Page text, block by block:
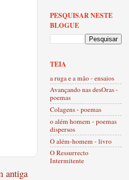
antiga
PESQUISAR NESTE
BLOGUE
TEIA
a ruga e a mão - ensaios
Avançando nas desOras -
poemas
Colagens - poemas
o além homem - poemas
dispersos
O além-homem - livro
O Ressurrecto
Intermitente